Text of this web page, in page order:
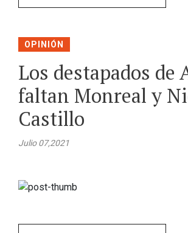
OPINIÓN
Los destapados de
faltan Monreal y
Castillo
Julio 07,2021